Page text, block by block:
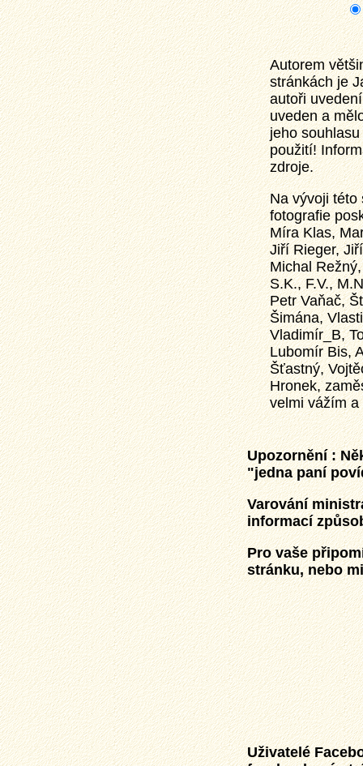
Autorem
stránkách je
autoři
uveden a
jeho
použití!
zdroje.
Na vývoji této
fotografie
Míra Klas,
Jiří Rieger,
Michal
S.K., F.V.,
Petr Vaňač,
Šimána,
Vladimír_B,
Lubomír Bis,
Šťastný,
Hronek,
velmi vážím a
Upozornění :
"jedna paní
Varování
informací
Pro vaše
stránku, nebo
Uživatelé